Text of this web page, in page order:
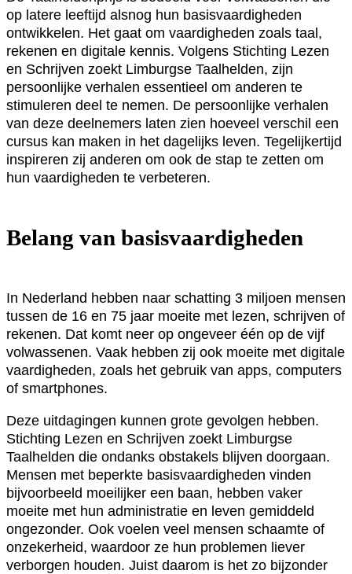
op latere leeftijd alsnog hun basisvaardigheden
ontwikkelen. Het gaat om vaardigheden zoals taal,
rekenen en digitale kennis. Volgens Stichting Lezen
en Schrijven zoekt Limburgse Taalhelden, zijn
persoonlijke verhalen essentieel om anderen te
stimuleren deel te nemen. De persoonlijke verhalen
van deze deelnemers laten zien hoeveel verschil een
cursus kan maken in het dagelijks leven. Tegelijkertijd
inspireren zij anderen om ook de stap te zetten om
hun vaardigheden te verbeteren.
Belang van basisvaardigheden
In Nederland hebben naar schatting 3 miljoen mensen
tussen de 16 en 75 jaar moeite met lezen, schrijven of
rekenen. Dat komt neer op ongeveer één op de vijf
volwassenen. Vaak hebben zij ook moeite met digitale
vaardigheden, zoals het gebruik van apps, computers
of smartphones.
Deze uitdagingen kunnen grote gevolgen hebben.
Stichting Lezen en Schrijven zoekt Limburgse
Taalhelden die ondanks obstakels blijven doorgaan.
Mensen met beperkte basisvaardigheden vinden
bijvoorbeeld moeilijker een baan, hebben vaker
moeite met hun administratie en leven gemiddeld
ongezonder. Ook voelen veel mensen schaamte of
onzekerheid, waardoor ze hun problemen liever
verborgen houden. Juist daarom is het zo bijzonder